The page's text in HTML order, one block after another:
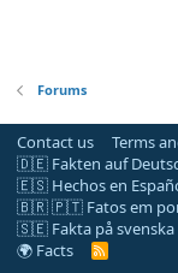
Forums
Contact us Terms
🇩🇪 Fakten auf
🇪🇸 Hechos en
🇧🇷 🇵🇹 Fatos em
🇸🇪 Fakta på svenska
🌍 Facts
R